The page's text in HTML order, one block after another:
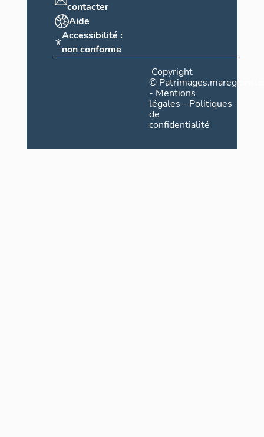
contacter
Aide
Accessibilité :
non conforme
Copyright
©
- Mentions
légales - Politiques
de
confidentialité